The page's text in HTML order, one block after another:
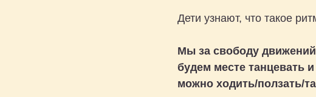
Дети узнают, что такое
Мы за свободу
будем месте танцевать
можно ходить/ползать/